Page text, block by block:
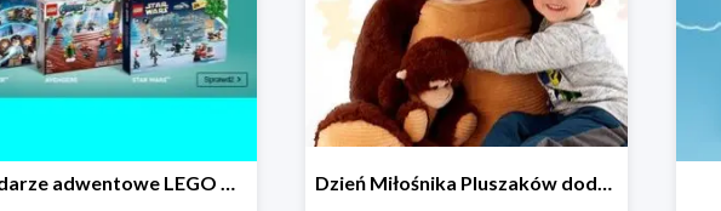
Kalendarze adwentowe LEGO w Smyku w super cenie Dzień Miłośnika Pluszaków dodatkowy rabat -10%